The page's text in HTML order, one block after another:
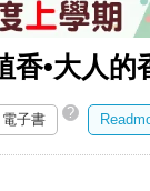
香•大人
子書 ?